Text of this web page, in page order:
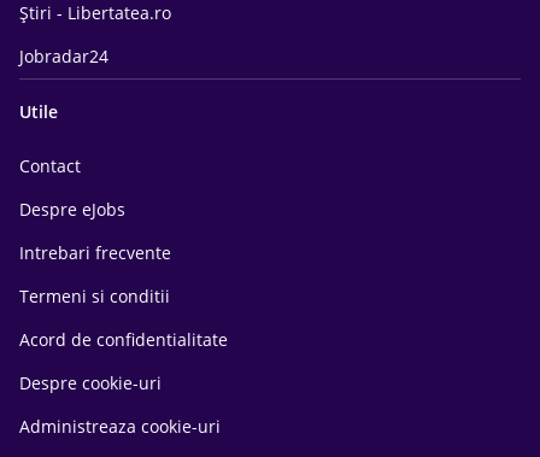
Știri - Libertatea.ro
Jobradar24
Utile
Contact
Despre eJobs
Intrebari frecvente
Termeni si conditii
Acord de confidentialitate
Despre cookie-uri
Administreaza cookie-uri